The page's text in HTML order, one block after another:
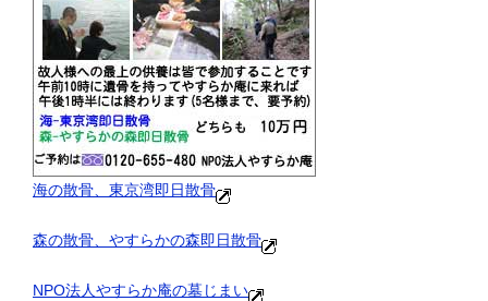
海の散骨、東京湾即日散骨
森の散骨、やすらかの森即日散骨
NPO法人やすらか庵の墓じまい